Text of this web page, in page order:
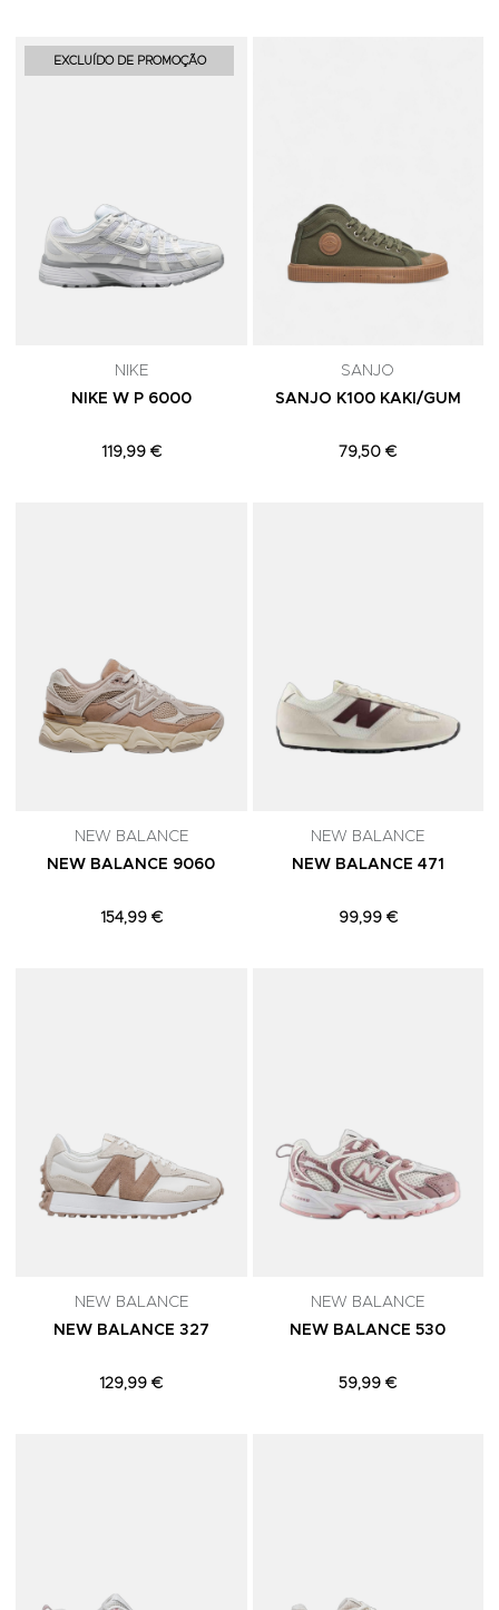
EXCLUÍDO DE PROMOÇÃO
NIKE
NIKE W P 6000
119,99 €
SANJO
SANJO K100 KAKI/GUM
79,50 €
NEW BALANCE
NEW BALANCE 9060
154,99 €
NEW BALANCE
NEW BALANCE 471
99,99 €
NEW BALANCE
NEW BALANCE 327
129,99 €
NEW BALANCE
NEW BALANCE 530
59,99 €